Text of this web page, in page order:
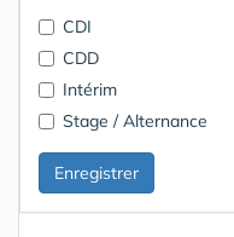
CDI
CDD
Intérim
Stage / Alternance